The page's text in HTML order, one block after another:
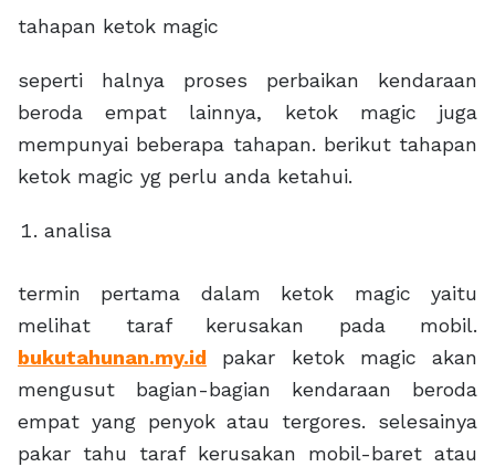
tahapan ketok magic
seperti halnya proses perbaikan kendaraan
beroda empat lainnya, ketok magic juga
mempunyai beberapa tahapan. berikut tahapan
ketok magic yg perlu anda ketahui.
analisa
termin pertama dalam ketok magic yaitu
melihat taraf kerusakan pada mobil.
bukutahunan.my.id pakar ketok magic akan
mengusut bagian-bagian kendaraan beroda
empat yang penyok atau tergores. selesainya
pakar tahu taraf kerusakan mobil-baret atau